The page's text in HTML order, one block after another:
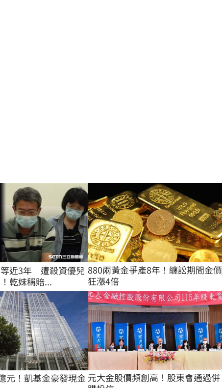
近3年 遭殺資優兒
乾妹稱賠...
880兩黃金爭產8年！纏訟期間金價
狂漲4倍
元！凱基金豪發現金元大金股價頻創高！股東會通過併